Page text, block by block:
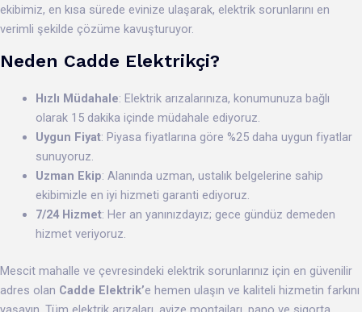
ekibimiz, en kısa sürede evinize ulaşarak, elektrik sorunlarını en
verimli şekilde çözüme kavuşturuyor.
Neden Cadde Elektrikçi?
Hızlı Müdahale: Elektrik arızalarınıza, konumunuza bağlı
olarak 15 dakika içinde müdahale ediyoruz.
Uygun Fiyat: Piyasa fiyatlarına göre %25 daha uygun fiyatlar
sunuyoruz.
Uzman Ekip: Alanında uzman, ustalık belgelerine sahip
ekibimizle en iyi hizmeti garanti ediyoruz.
7/24 Hizmet: Her an yanınızdayız; gece gündüz demeden
hizmet veriyoruz.
Mescit mahalle ve çevresindeki elektrik sorunlarınız için en güvenilir
adres olan Cadde Elektrik’e hemen ulaşın ve kaliteli hizmetin farkını